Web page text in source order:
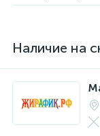
Наличие на